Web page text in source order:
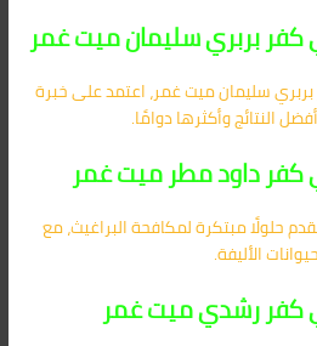
كفر بربري سليمان ميت غمر
سليمان ميت غمر، اعتمد على خبرة
النتائج وأكثرها دوامًا.
كفر داود مطر ميت غمر
حلولًا مبتكرة لمكافحة البراغيث، مع
الأليفة.
كفر رشدي ميت غمر